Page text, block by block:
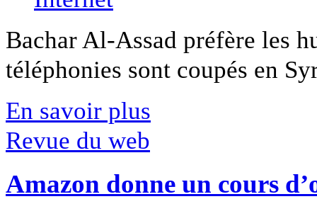
Bachar Al-Assad préfère les
téléphonies sont coupés en
En savoir plus
Revue du web
Amazon donne un cours